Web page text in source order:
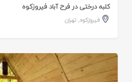
کلبه درختی در فرح آباد فیروزکوه
فیروزکوه,تهران